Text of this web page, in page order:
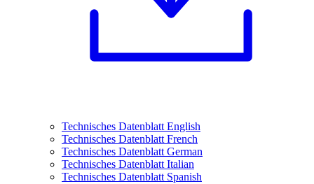
Technisches Datenblatt English
Technisches Datenblatt French
Technisches Datenblatt German
Technisches Datenblatt Italian
Technisches Datenblatt Spanish